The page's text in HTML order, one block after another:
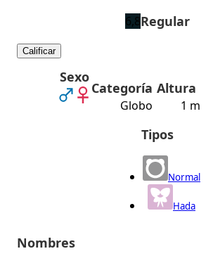
Sexo
Categoría
Globo
Altura
1 m
Tipos
Normal
Hada
Nombres
6,8Regular
Calificar